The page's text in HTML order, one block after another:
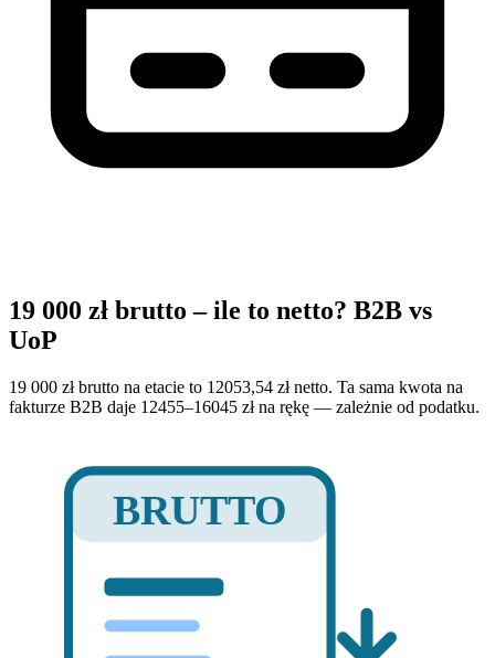
19 000 zł brutto – ile to netto? B2B vs
UoP
19 000 zł brutto na etacie to 12053,54 zł netto. Ta sama kwota na
fakturze B2B daje 12455–16045 zł na rękę — zależnie od podatku.
BRUTTO